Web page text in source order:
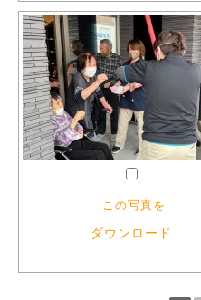
この写真を
ダウンロード